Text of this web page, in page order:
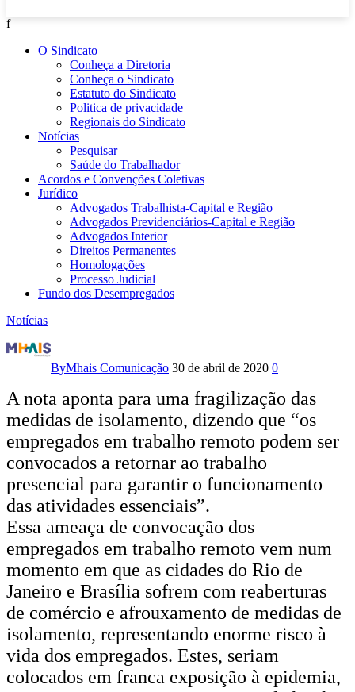
f
O Sindicato
Conheça a Diretoria
Conheça o Sindicato
Estatuto do Sindicato
Politica de privacidade
Regionais do Sindicato
Notícias
Pesquisar
Saúde do Trabalhador
Acordos e Convenções Coletivas
Jurídico
Advogados Trabalhista-Capital e Região
Advogados Previdenciários-Capital e Região
Advogados Interior
Direitos Permanentes
Homologações
Processo Judicial
Fundo dos Desempregados
Notícias
Nota
Sindicatos
e
da
Comissão
de
Empregados
da
EBC
do
DF,
ByMhais Comunicação 30 de abril de 2020 0
A nota aponta para uma fragilização das
medidas de isolamento, dizendo que “os
empregados em trabalho remoto podem ser
convocados a retornar ao trabalho
presencial para garantir o funcionamento
das atividades essenciais”.
Essa ameaça de convocação dos
empregados em trabalho remoto vem num
momento em que as cidades do Rio de
Janeiro e Brasília sofrem com reaberturas
de comércio e afrouxamento de medidas de
isolamento, representando enorme risco à
vida dos empregados. Estes, seriam
colocados em franca exposição à epidemia,